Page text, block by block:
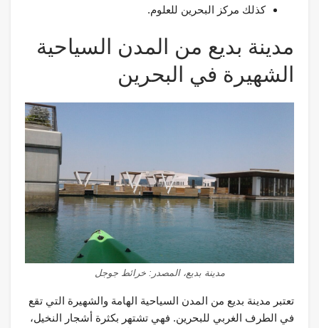
كذلك مركز البحرين للعلوم.
مدينة بديع من المدن السياحية
الشهيرة في البحرين
مدينة بديع، المصدر: خرائط جوجل
تعتبر مدينة بديع من المدن السياحية الهامة والشهيرة التي تقع
في الطرف الغربي للبحرين. فهي تشتهر بكثرة أشجار النخيل،